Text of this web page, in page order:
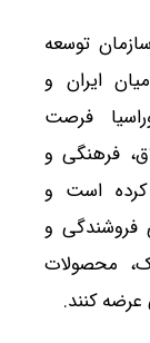
توسعه
ایران و
فرصت
فرهنگی و
کرده است و
فروشندگی و
محصولات
کنند.